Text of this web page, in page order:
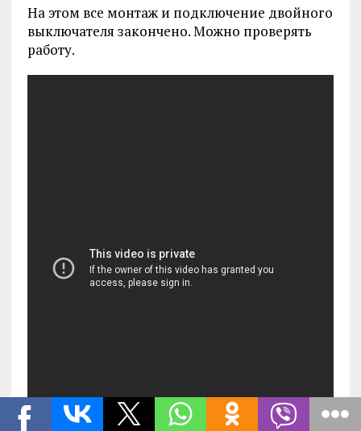
На этом все монтаж и подключение двойного
выключателя закончено. Можно проверять
работу.